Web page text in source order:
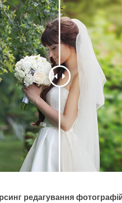
редагування